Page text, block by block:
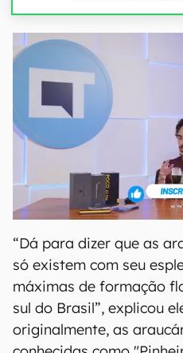
“Dá para dizer que as
só existem com seu
máximas de formação
sul do Brasil”, explicou
originalmente, as